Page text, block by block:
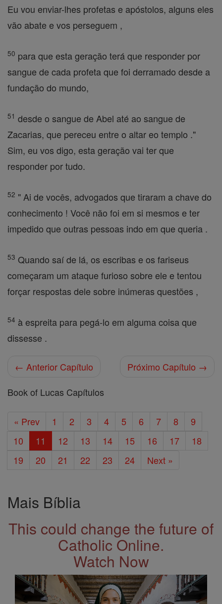
Eu vou enviar-lhes profetas e apóstolos, alguns eles
vão abate e vos perseguem ,
50 para que esta geração terá que responder por
sangue de cada profeta que foi derramado desde a
fundação do mundo,
51 desde o sangue de Abel até ao sangue de
Zacarias, que pereceu entre o altar eo templo ."
Sim, eu vos digo, esta geração vai ter que
responder por tudo.
52 " Ai de vocês, advogados que tiraram a chave do
conhecimento ! Você não foi em si mesmos e ter
impedido que outras pessoas indo em que queria .
53 Quando saí de lá, os escribas e os fariseus
começaram um ataque furioso sobre ele e tentou
forçar respostas dele sobre inúmeras questões ,
54 à espreita para pegá-lo em alguma coisa que
dissesse .
← Anterior Capítulo
Próximo Capítulo →
Book of Lucas Capítulos
« Prev 1 2 3 4 5 6 7 8
9
10
11 12 13 14 15 16 17
18
19
20 21 22 23 24 Next »
Mais Bíblia
This could change the future of
Catholic Online.
Watch Now